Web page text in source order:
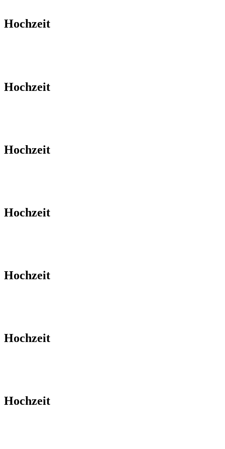
Hochzeit
Hochzeit
Hochzeit
Hochzeit
Hochzeit
Hochzeit
Hochzeit